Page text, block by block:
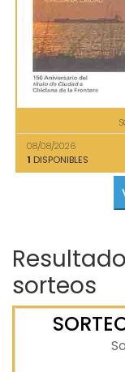
08/08/2026
1 DISPONIBLES
sorteos